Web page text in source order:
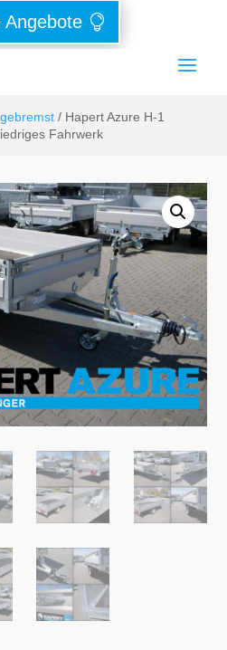
Angebote
gebremst / Hapert Azure H-1
Fahrwerk